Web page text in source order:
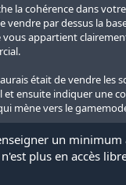
la cohérence dans
vendre par dessus la
appartient
était de vendre les
et ensuite indiquer une
mène vers le
un minimum
plus en accès